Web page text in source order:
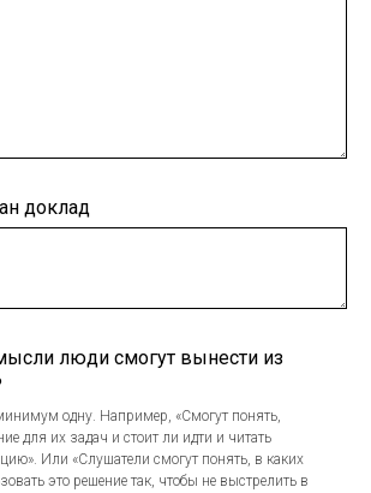
доклад
люди смогут вынести из
одну. Например, «Смогут понять,
для их задач и стоит ли идти и читать
Или «Слушатели смогут понять, в каких
это решение так, чтобы не выстрелить в